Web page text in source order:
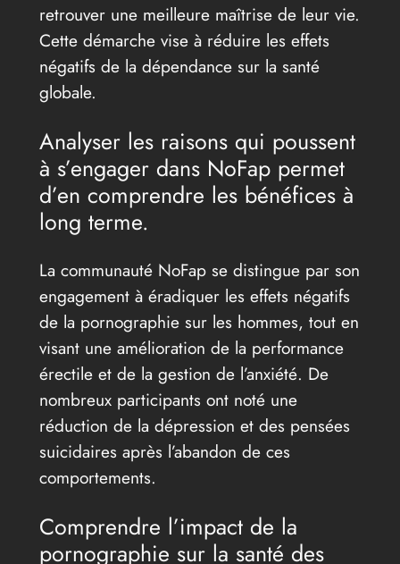
retrouver une meilleure maîtrise de leur vie.
Cette démarche vise à réduire les effets
négatifs de la dépendance sur la santé
globale.
Analyser les raisons qui poussent
à s’engager dans NoFap permet
d’en comprendre les bénéfices à
long terme.
La communauté NoFap se distingue par son
engagement à éradiquer les effets négatifs
de la pornographie sur les hommes, tout en
visant une amélioration de la performance
érectile et de la gestion de l’anxiété. De
nombreux participants ont noté une
réduction de la dépression et des pensées
suicidaires après l’abandon de ces
comportements.
Comprendre l’impact de la
pornographie sur la santé des